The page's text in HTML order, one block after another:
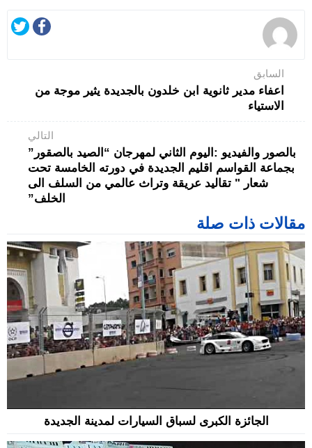
السابق
اعفاء مدير ثانوية ابن خلدون بالجديدة يثير موجة من
الاستياء
التالي
بالصور والفيديو :اليوم الثاني لمهرجان “الصيد بالصقور”
بجماعة القواسم اقليم الجديدة في دورته الخامسة تحت
شعار " تقاليد عريقة وتراث عالمي من السلف الى
الخلف”
مقالات ذات صلة
الجائزة الكبرى لسباق السيارات لمدينة الجديدة